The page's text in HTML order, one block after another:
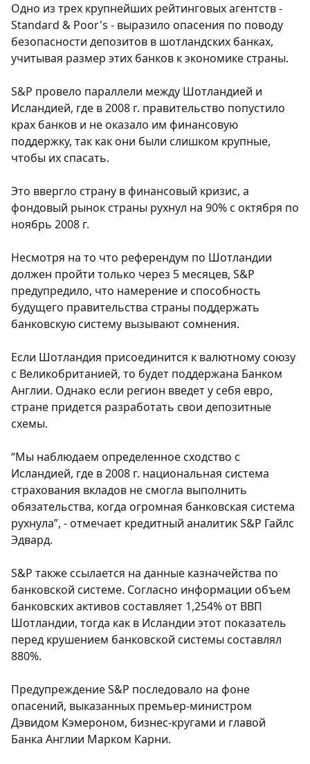
Одно из трех крупнейших рейтинговых агентств -
Standard & Poor's - выразило опасения по поводу
безопасности депозитов в шотландских банках,
учитывая размер этих банков к экономике страны.
S&P провело параллели между Шотландией и
Исландией, где в 2008 г. правительство попустило
крах банков и не оказало им финансовую
поддержку, так как они были слишком крупные,
чтобы их спасать.
Это ввергло страну в финансовый кризис, а
фондовый рынок страны рухнул на 90% с октября по
ноябрь 2008 г.
Несмотря на то что референдум по Шотландии
должен пройти только через 5 месяцев, S&P
предупредило, что намерение и способность
будущего правительства страны поддержать
банковскую систему вызывают сомнения.
Если Шотландия присоединится к валютному союзу
с Великобританией, то будет поддержана Банком
Англии. Однако если регион введет у себя евро,
стране придется разработать свои депозитные
схемы.
“Мы наблюдаем определенное сходство с
Исландией, где в 2008 г. национальная система
страхования вкладов не смогла выполнить
обязательства, когда огромная банковская система
рухнула”, - отмечает кредитный аналитик S&P Гайлс
Эдвард.
S&P также ссылается на данные казначейства по
банковской системе. Согласно информации объем
банковских активов составляет 1,254% от ВВП
Шотландии, тогда как в Исландии этот показатель
перед крушением банковской системы составлял
880%.
Предупреждение S&Р последовало на фоне
опасений, выказанных премьер-министром
Дэвидом Кэмероном, бизнес-кругами и главой
Банка Англии Марком Карни.